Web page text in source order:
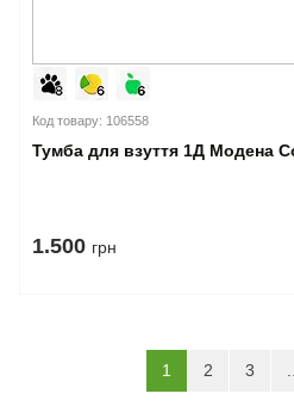
Код товару: 106558
Тумба для взуття 1Д Модена
1.500 грн
1 (current)
2 3